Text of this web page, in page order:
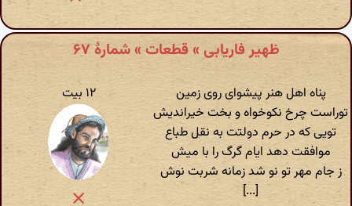
ظهیر فاریابی » قطعات » شمارهٔ ۶۷
پناه اهل هنر پیشوای روی زمین
توراست چرخ نکوخواه و بخت خیراندیش
تویی که در حرم دولتت به نقل طباع
موافقت دهد ایام گرگ را با میش
ز جام مهر تو نو شد زمانه شربت نوش
[...]
۱۲ بیت